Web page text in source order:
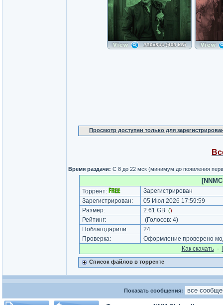
Просмотр доступен только для
Время раздачи: С 8 до 22 мск (минимум до появления
Торрент:
Зарегистрирован
Зарегистрирован:
05 Июл 2026 17:59:59
Размер:
2.61 GB ()
Рейтинг: (Голосов: 4)
Поблагодарили:
24
Проверка:
Оформление проверено
Как cкачать·
Список файлов в торренте
Показать сообщения: